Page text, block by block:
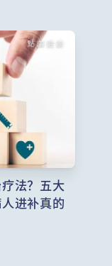
法？五大
进补真的